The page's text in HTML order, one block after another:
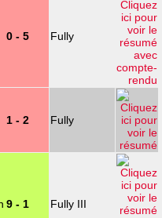
0 - 5 Fully
1 - 2 Fully
9 - 1 Fully III